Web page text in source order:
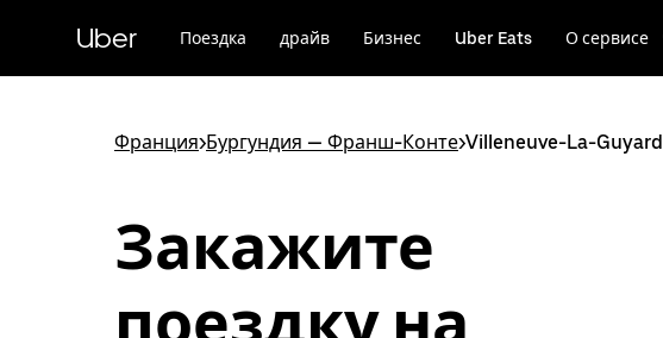
к
Uber Поездка драйв Бизнес Uber Eats О сервисе
Франция>Бургундия — Франш-Конте>Villeneuve-La-Guyard
Закажите